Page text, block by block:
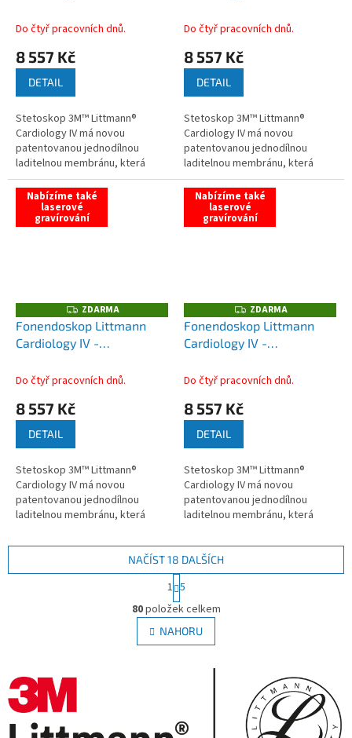
Do čtyř pracovních dnů.
8 557 Kč
DETAIL
Stetoskop 3M™ Littmann®
Cardiology IV má novou
patentovanou jednodílnou
laditelnou membránu, která
umožňuje...
modrá/zrcadlová duhová
Do čtyř pracovních dnů.
8 557 Kč
DETAIL
Stetoskop 3M™ Littmann®
Cardiology IV má novou
patentovanou jednodílnou
laditelnou membránu, která
umožňuje...
Nabízíme také
laserové
gravírování
Z
D
A
R
ZDARMA
Fonendoskop Littmann
Cardiology IV -
duhová
Do čtyř pracovních dnů.
8 557 Kč
DETAIL
Stetoskop 3M™ Littmann®
Cardiology IV má novou
patentovanou jednodílnou
laditelnou membránu, která
Nabízíme také
laserové
gravírování
Z
D
A
R
ZDARMA
Fonendoskop Littmann
Cardiology IV -
Do čtyř pracovních dnů.
8 557 Kč
DETAIL
Stetoskop 3M™ Littmann®
Cardiology IV má novou
patentovanou jednodílnou
laditelnou membránu, která
O
v
l
á
p
NAČÍST 18 DALŠÍCH
S
t
r
á
n
k
1 5
80položek celkem
NAHORU